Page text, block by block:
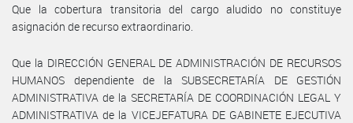
Que la cobertura transitoria del cargo aludido no constituye
asignación de recurso extraordinario.
Que la DIRECCIÓN GENERAL DE ADMINISTRACIÓN DE RECURSOS
HUMANOS dependiente de la SUBSECRETARÍA DE GESTIÓN
ADMINISTRATIVA de la SECRETARÍA DE COORDINACIÓN LEGAL Y
ADMINISTRATIVA de la VICEJEFATURA DE GABINETE EJECUTIVA